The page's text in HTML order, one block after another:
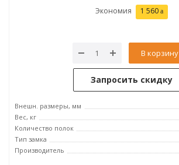
Экономия 1 560
В корзину
Запросить скидку
Внешн. размеры, мм
Вес, кг
Количество полок
Тип замка
Производитель